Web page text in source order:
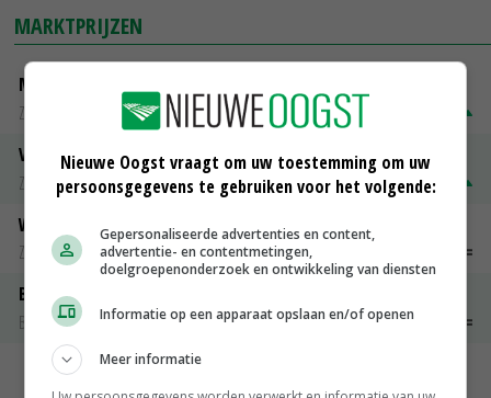
MARKTPRIJZEN
Magere melkpoeder
Zuivel weekprijzen
€ 269,00
Volle melkpoeder
Zuivel weekprijzen
€ 345,00 € 20,00
Weipoeder
Zuivel weekprijzen
Boeren Gouda 12 kg
Boerenkaas
€ 6,05 € 0,00
Nieuwe Oogst vraagt om uw toestemming om uw
persoonsgegevens te gebruiken voor het volgende:
Gepersonaliseerde advertenties en content,
advertentie- en contentmetingen,
doelgroepenonderzoek en ontwikkeling van diensten
Informatie op een apparaat opslaan en/of openen
Meer informatie